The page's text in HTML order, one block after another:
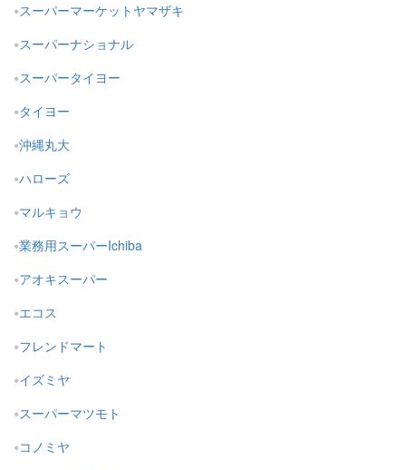
スーパーマーケットヤマザキ
スーパーナショナル
スーパータイヨー
タイヨー
沖縄丸大
ハローズ
マルキョウ
業務用スーパーIchiba
アオキスーパー
エコス
フレンドマート
イズミヤ
スーパーマツモト
コノミヤ